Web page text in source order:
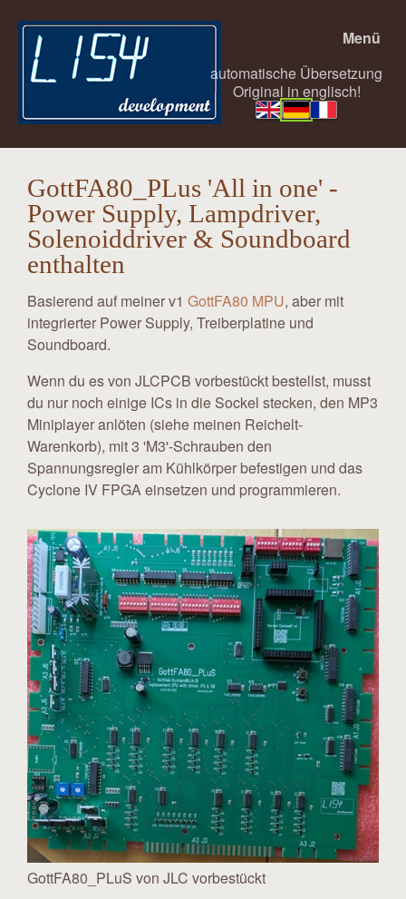
Menü
automatische Übersetzung
Original in englisch!
GottFA80_PLus 'All in one' -
Power Supply, Lampdriver,
Solenoiddriver & Soundboard
enthalten
Basierend auf meiner v1 GottFA80 MPU, aber mit
integrierter Power Supply, Treiberplatine und
Soundboard.
Wenn du es von JLCPCB vorbestückt bestellst, musst
du nur noch einige ICs in die Sockel stecken, den MP3
Miniplayer anlöten (siehe meinen Reichelt-
Warenkorb), mit 3 'M3'-Schrauben den
Spannungsregler am Kühlkörper befestigen und das
Cyclone IV FPGA einsetzen und programmieren.
GottFA80_PLuS von JLC vorbestückt